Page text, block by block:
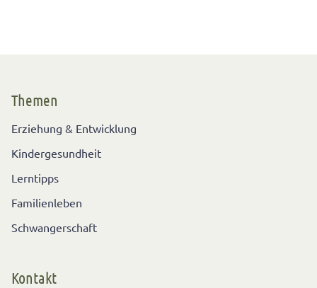
Themen
Erziehung & Entwicklung
Kindergesundheit
Lerntipps
Familienleben
Schwangerschaft
Kontakt